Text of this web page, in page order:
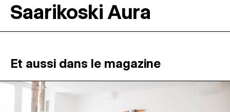
RÉSIDENCES ↓
ATELIERS OUVERTS
PROGRAMMATION
Saarikoski Aura
Et aussi dans le magazine